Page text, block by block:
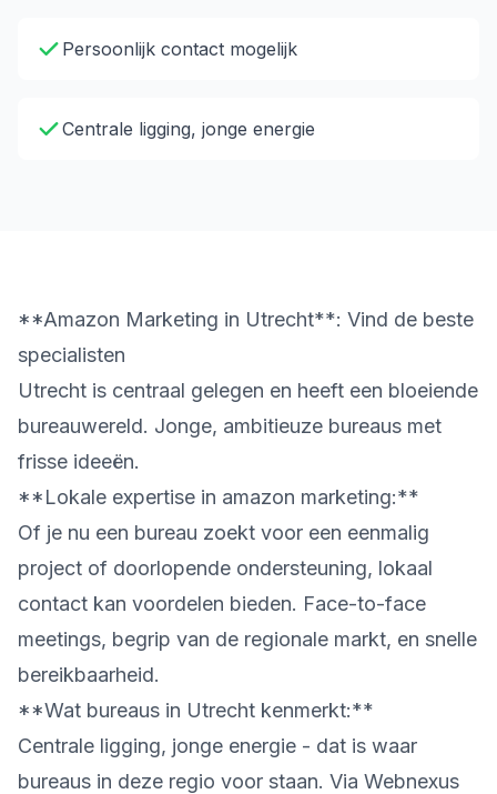
Persoonlijk contact mogelijk
Centrale ligging, jonge energie
**Amazon Marketing in Utrecht**: Vind de beste
specialisten
Utrecht is centraal gelegen en heeft een bloeiende
bureauwereld. Jonge, ambitieuze bureaus met
frisse ideeën.
**Lokale expertise in amazon marketing:**
Of je nu een bureau zoekt voor een eenmalig
project of doorlopende ondersteuning, lokaal
contact kan voordelen bieden. Face-to-face
meetings, begrip van de regionale markt, en snelle
bereikbaarheid.
**Wat bureaus in Utrecht kenmerkt:**
Centrale ligging, jonge energie - dat is waar
bureaus in deze regio voor staan. Via Webnexus